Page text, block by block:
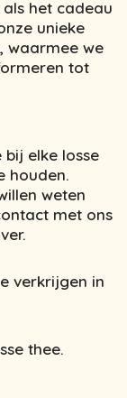
het cadeau
unieke
waarmee we
tot
elke losse
houden.
weten
met ons
verkrijgen in
thee.